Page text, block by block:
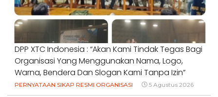
DPP XTC Indonesia : “Akan Kami Tindak Tegas Bagi
Organisasi Yang Menggunakan Nama, Logo,
Warna, Bendera Dan Slogan Kami Tanpa Izin”
PERNYATAAN SIKAP RESMI ORGANISASI 5 Agustus 2026